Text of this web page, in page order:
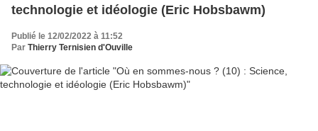
technologie et idéologie (Eric Hobsbawm)
Publié le 12/02/2022 à 11:52
Par Thierry Ternisien d'Ouville